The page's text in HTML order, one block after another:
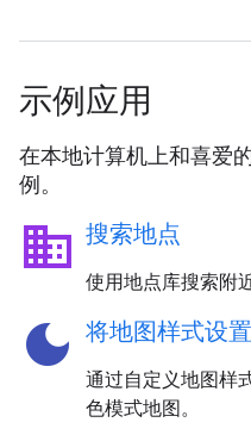
示例应用
在本地计算机上和喜爱
例。
business 搜索地点
使用地点库搜索附
dark_mode 将地图样式设
通过自定义地图样
色模式地图。